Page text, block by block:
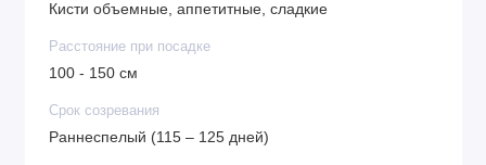
Кисти объемные, аппетитные, сладкие
Расстояние при посадке
100 - 150 см
Срок созревания
Раннеспелый (115 – 125 дней)